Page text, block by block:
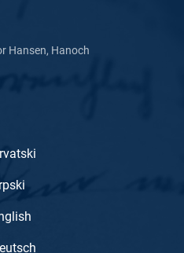
Hansen, Hanoch